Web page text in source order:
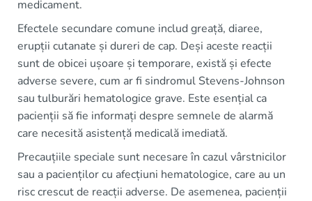
medicament.
Efectele secundare comune includ greață, diaree,
erupții cutanate și dureri de cap. Deși aceste reacții
sunt de obicei ușoare și temporare, există și efecte
adverse severe, cum ar fi sindromul Stevens-Johnson
sau tulburări hematologice grave. Este esențial ca
pacienții să fie informați despre semnele de alarmă
care necesită asistență medicală imediată.
Precauțiile speciale sunt necesare în cazul vârstnicilor
sau a pacienților cu afecțiuni hematologice, care au un
risc crescut de reacții adverse. De asemenea, pacienții